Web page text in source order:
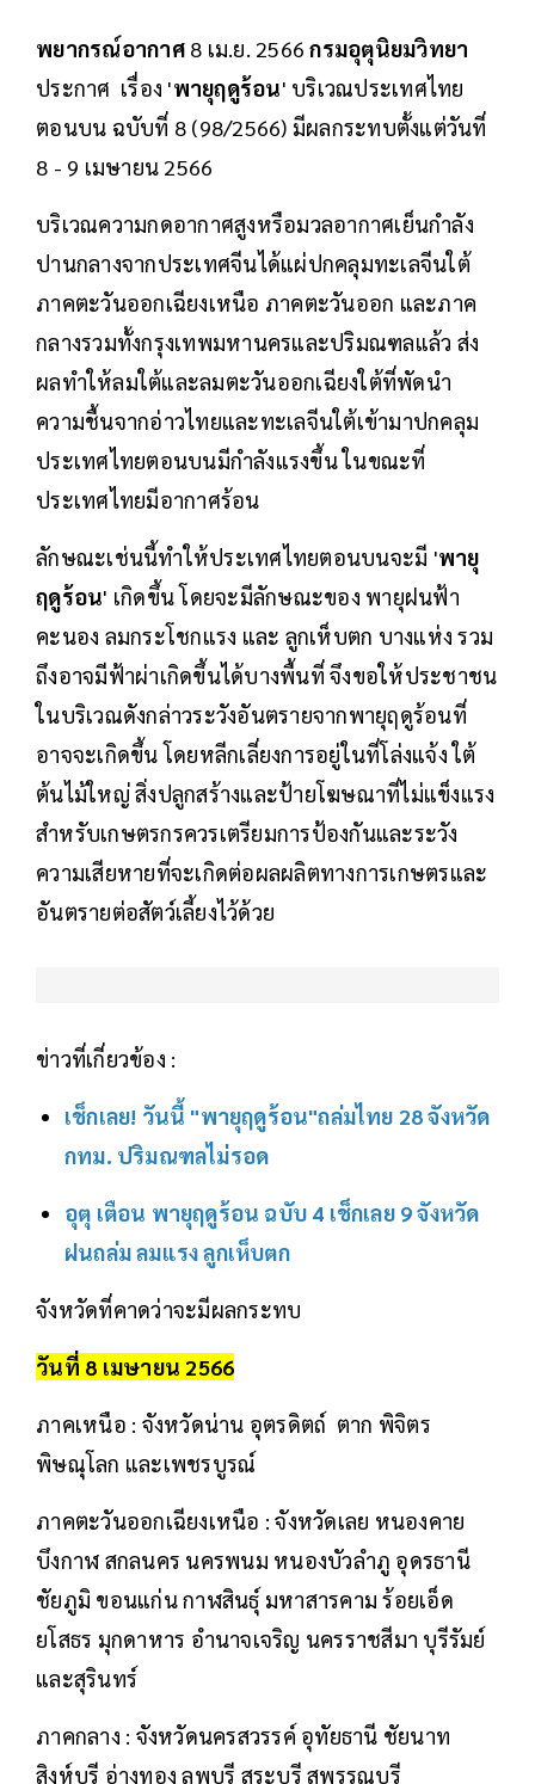
พยากรณ์อากาศ8 เม.ย. 2566กรมอุตุนิยมวิทยา
ประกาศ เรื่อง 'พายุฤดูร้อน' บริเวณประเทศไทย
ตอนบน ฉบับที่ 8 (98/2566) มีผลกระทบตั้งแต่วันที่
8 - 9 เมษายน 2566
บริเวณความกดอากาศสูงหรือมวลอากาศเย็นกำลัง
ปานกลางจากประเทศจีนได้แผ่ปกคลุมทะเลจีนใต้
ภาคตะวันออกเฉียงเหนือ ภาคตะวันออก และภาค
กลางรวมทั้งกรุงเทพมหานครและปริมณฑลแล้ว ส่ง
ผลทำให้ลมใต้และลมตะวันออกเฉียงใต้ที่พัดนำ
ความชื้นจากอ่าวไทยและทะเลจีนใต้เข้ามาปกคลุม
ประเทศไทยตอนบนมีกำลังแรงขึ้น ในขณะที่
ประเทศไทยมีอากาศร้อน
ลักษณะเช่นนี้ทำให้ประเทศไทยตอนบนจะมี 'พายุ
ฤดูร้อน' เกิดขึ้น โดยจะมีลักษณะของ พายุฝนฟ้า
คะนอง ลมกระโชกแรง และ ลูกเห็บตก บางแห่ง รวม
ถึงอาจมีฟ้าผ่าเกิดขึ้นได้บางพื้นที่ จึงขอให้ประชาชน
ในบริเวณดังกล่าวระวังอันตรายจากพายุฤดูร้อนที่
อาจจะเกิดขึ้น โดยหลีกเลี่ยงการอยู่ในที่โล่งแจ้ง ใต้
ต้นไม้ใหญ่ สิ่งปลูกสร้างและป้ายโฆษณาที่ไม่แข็งแรง
สำหรับเกษตรกรควรเตรียมการป้องกันและระวัง
ความเสียหายที่จะเกิดต่อผลผลิตทางการเกษตรและ
อันตรายต่อสัตว์เลี้ยงไว้ด้วย
ข่าวที่เกี่ยวข้อง :
เช็กเลย! วันนี้ "พายุฤดูร้อน"ถล่มไทย 28 จังหวัด
กทม. ปริมณฑลไม่รอด
อุตุ เตือน พายุฤดูร้อน ฉบับ 4 เช็กเลย 9 จังหวัด
ฝนถล่ม ลมแรง ลูกเห็บตก
จังหวัดที่คาดว่าจะมีผลกระทบ
วันที่ 8 เมษายน 2566
ภาคเหนือ : จังหวัดน่าน อุตรดิตถ์ ตาก พิจิตร
พิษณุโลก และเพชรบูรณ์
ภาคตะวันออกเฉียงเหนือ : จังหวัดเลย หนองคาย
บึงกาฬ สกลนคร นครพนม หนองบัวลำภู อุดรธานี
ชัยภูมิ ขอนแก่น กาฬสินธุ์ มหาสารคาม ร้อยเอ็ด
ยโสธร มุกดาหาร อำนาจเจริญ นครราชสีมา บุรีรัมย์
และสุรินทร์
ภาคกลาง : จังหวัดนครสวรรค์ อุทัยธานี ชัยนาท
สิงห์บุรี อ่างทอง ลพบุรี สระบุรี สุพรรณบุรี